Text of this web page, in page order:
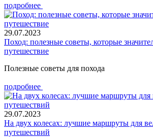
подробнее
29.07.2023
Поход: полезные советы, которые
путешествие
Полезные советы для похода
подробнее
29.07.2023
На двух колесах: лучшие маршруты для
путешествий